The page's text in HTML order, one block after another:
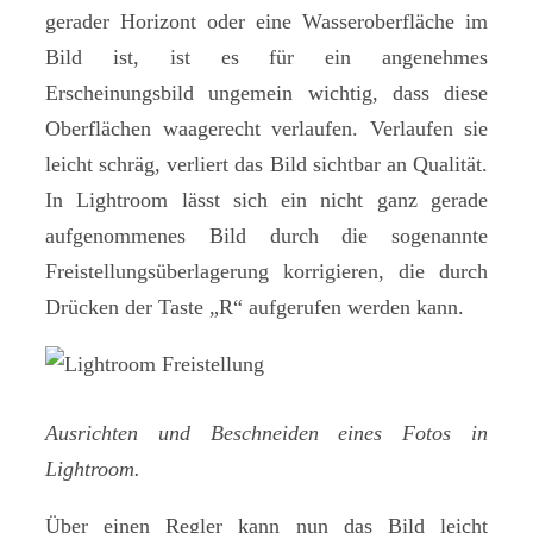
gerader Horizont oder eine Wasseroberfläche im
Bild ist, ist es für ein angenehmes
Erscheinungsbild ungemein wichtig, dass diese
Oberflächen waagerecht verlaufen. Verlaufen sie
leicht schräg, verliert das Bild sichtbar an Qualität.
In Lightroom lässt sich ein nicht ganz gerade
aufgenommenes Bild durch die sogenannte
Freistellungsüberlagerung korrigieren, die durch
Drücken der Taste „R“ aufgerufen werden kann.
Ausrichten und Beschneiden eines Fotos in
Lightroom.
Über einen Regler kann nun das Bild leicht